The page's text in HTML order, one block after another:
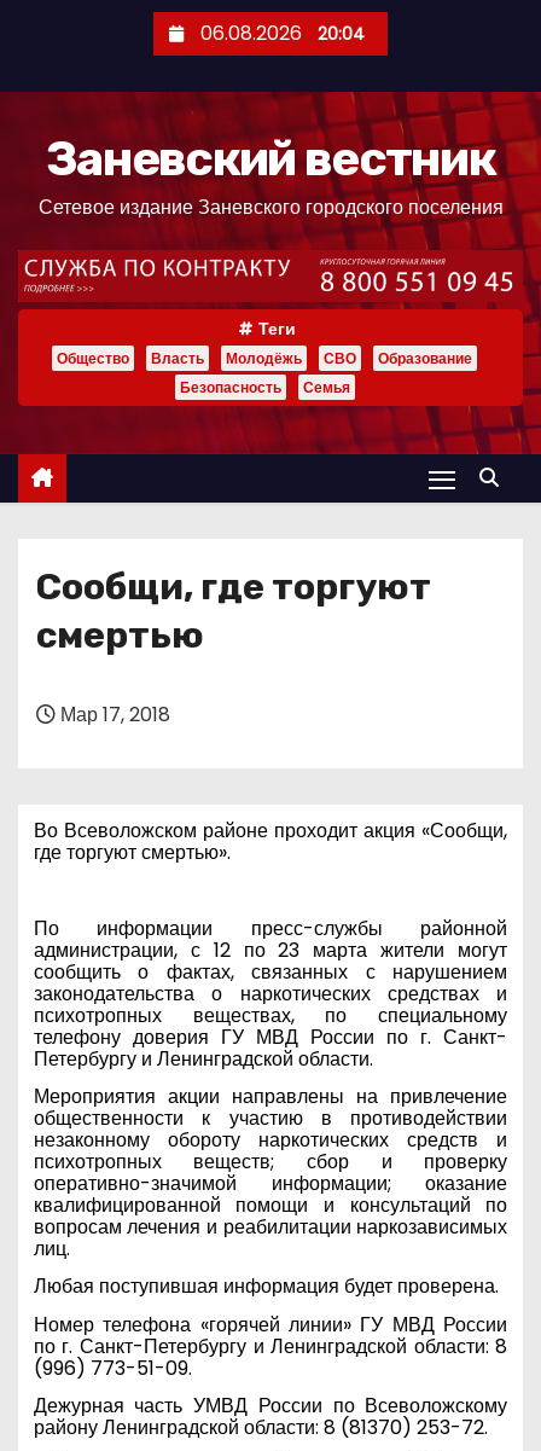
ж
06.08.2026 20:04
Заневский вестник
Сетевое издание Заневского городского поселения
Теги
Общество Власть Молодёжь СВО
Образование
Безопасность
Семья
Сообщи, где торгуют
смертью
Мар 17, 2018
Во Всеволожском районе проходит акция «Сообщи,
где торгуют смертью».
По информации пресс-службы районной
администрации, с 12 по 23 марта жители могут
сообщить о фактах, связанных с нарушением
законодательства о наркотических средствах и
психотропных веществах, по специальному
телефону доверия ГУ МВД России по г. Санкт-
Петербургу и Ленинградской области.
Мероприятия акции направлены на привлечение
общественности к участию в противодействии
незаконному обороту наркотических средств и
психотропных веществ; сбор и проверку
оперативно-значимой информации; оказание
квалифицированной помощи и консультаций по
вопросам лечения и реабилитации наркозависимых
лиц.
Любая поступившая информация будет проверена.
Номер телефона «горячей линии» ГУ МВД России
по г. Санкт-Петербургу и Ленинградской области: 8
(996) 773-51-09.
Дежурная часть УМВД России по Всеволожскому
району Ленинградской области: 8 (81370) 253-72.